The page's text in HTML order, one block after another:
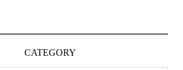
CATEGORY